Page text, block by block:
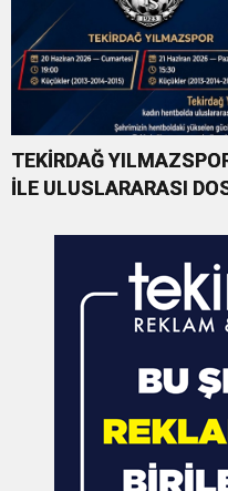
TEKİRDAĞ
İLE ULUSLARARASI